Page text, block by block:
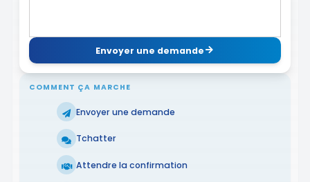
Envoyer une demande
COMMENT ÇA MARCHE
Envoyer une demande
Tchatter
Attendre la confirmation